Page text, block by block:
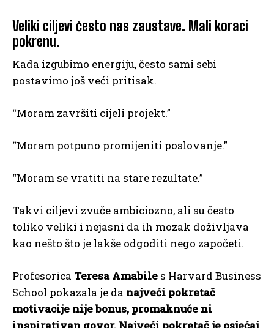
Veliki ciljevi često nas zaustave. Mali koraci
pokrenu.
Kada izgubimo energiju, često sami sebi
postavimo još veći pritisak.
“Moram završiti cijeli projekt.”
“Moram potpuno promijeniti poslovanje.”
“Moram se vratiti na stare rezultate.”
Takvi ciljevi zvuče ambiciozno, ali su često
toliko veliki i nejasni da ih mozak doživljava
kao nešto što je lakše odgoditi nego započeti.
Profesorica Teresa Amabile s Harvard Business
School pokazala je da najveći pokretač
motivacije nije bonus, promaknuće ni